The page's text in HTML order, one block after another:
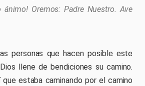
ánimo! Oremos: Padre Nuestro. Ave
personas que hacen posible este
llene de bendiciones su camino.
estaba caminando por el camino